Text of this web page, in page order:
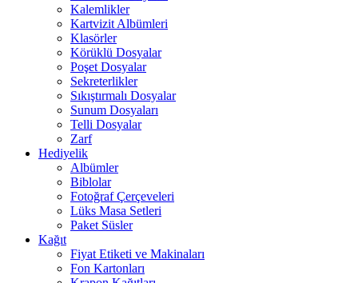
Kalemlikler
Kartvizit Albümleri
Klasörler
Körüklü Dosyalar
Poşet Dosyalar
Sekreterlikler
Sıkıştırmalı Dosyalar
Sunum Dosyaları
Telli Dosyalar
Zarf
Hediyelik
Albümler
Biblolar
Fotoğraf Çerçeveleri
Lüks Masa Setleri
Paket Süsler
Kağıt
Fiyat Etiketi ve Makinaları
Fon Kartonları